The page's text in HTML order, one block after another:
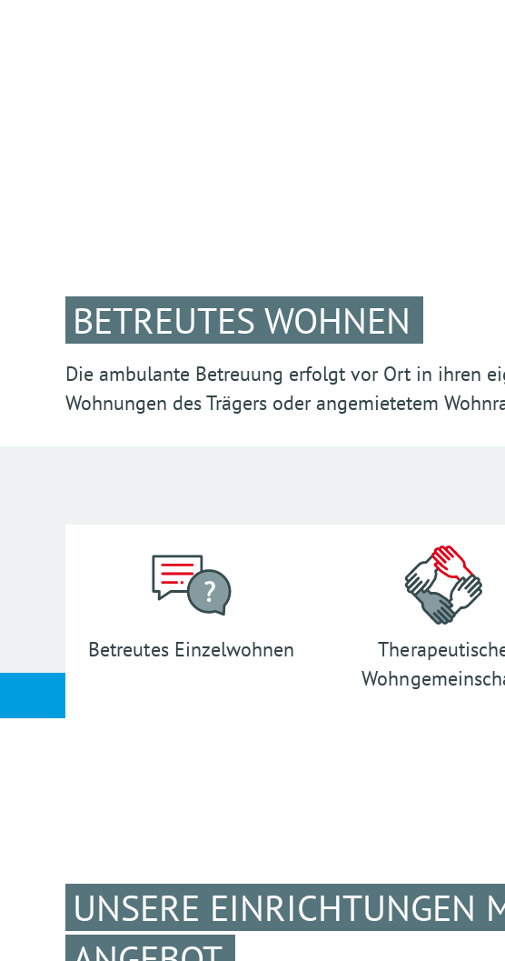
BETREUTES WOHNEN
Die ambulante Betreuung erfolgt vor Ort in ihren
Wohnungen des Trägers oder angemietetem
Betreutes Einzelwohnen
UNSERE EINRICHTUNGEN